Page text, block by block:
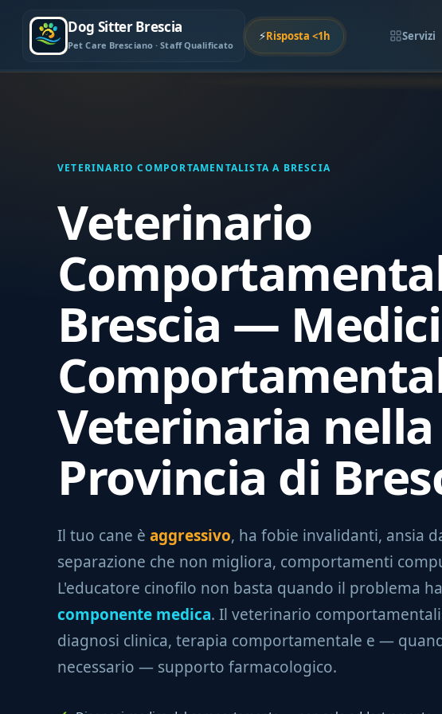
Dog Sitter Brescia
Pet Care Bresciano · Staff Qualificato
⚡Risposta <1h Servizi
VETERINARIO COMPORTAMENTALISTA A BRESCIA
Veterinario
Brescia —
Veterinaria nella
Provincia di
Il tuo cane è aggressivo, ha fobie invalidanti, ansia
separazione che non migliora, comportamenti
L'educatore cinofilo non basta quando il problema
componente medica. Il veterinario
diagnosi clinica, terapia comportamentale e —
necessario — supporto farmacologico.